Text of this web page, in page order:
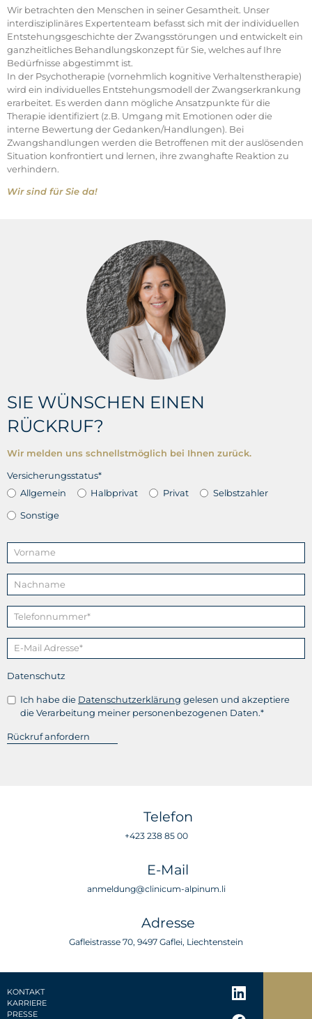
Wir betrachten den Menschen in seiner Gesamtheit. Unser
interdisziplinäres Expertenteam befasst sich mit der individuellen
Entstehungsgeschichte der Zwangsstörungen und entwickelt ein
ganzheitliches Behandlungskonzept für Sie, welches auf Ihre
Bedürfnisse abgestimmt ist.
In der Psychotherapie (vornehmlich kognitive Verhaltenstherapie)
wird ein individuelles Entstehungsmodell der Zwangserkrankung
erarbeitet. Es werden dann mögliche Ansatzpunkte für die
Therapie identifiziert (z.B. Umgang mit Emotionen oder die
interne Bewertung der Gedanken/Handlungen). Bei
Zwangshandlungen werden die Betroffenen mit der auslösenden
Situation konfrontiert und lernen, ihre zwanghafte Reaktion zu
verhindern.
Wir sind für Sie da!
SIE WÜNSCHEN EINEN
RÜCKRUF?
Wir melden uns schnellstmöglich bei Ihnen zurück.
Versicherungsstatus*
Allgemein
Halbprivat Privat Selbstzahler
Sonstige
Datenschutz
Ich habe die Datenschutzerklärung gelesen und akzeptiere
die Verarbeitung meiner personenbezogenen Daten.*
Telefon
+423 238 85 00
E-Mail
anmeldung@clinicum-alpinum.li
Adresse
Gafleistrasse 70, 9497 Gaflei, Liechtenstein
KONTAKT
KARRIERE
PRESSE